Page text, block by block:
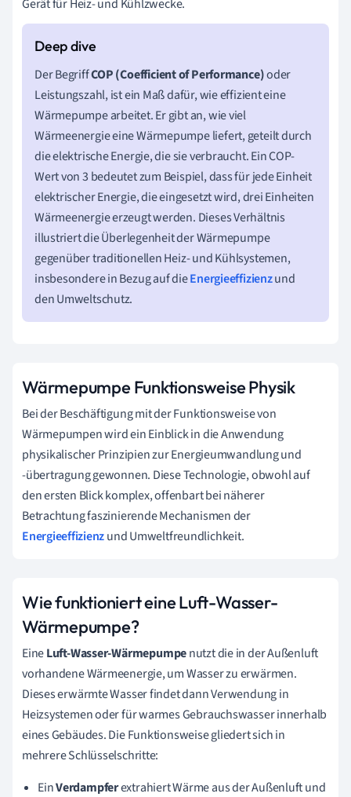
Gerät für Heiz- und Kühlzwecke.
Der BegriffCOP (Coefficient of Performance)oder
Leistungszahl, ist ein Maß dafür, wie effizient eine
Wärmepumpe arbeitet. Er gibt an, wie viel
Wärmeenergie eine Wärmepumpe liefert, geteilt durch
die elektrische Energie, die sie verbraucht. Ein COP-
Wert von 3 bedeutet zum Beispiel, dass für jede Einheit
elektrischer Energie, die eingesetzt wird, drei Einheiten
Wärmeenergie erzeugt werden. Dieses Verhältnis
illustriert die Überlegenheit der Wärmepumpe
gegenüber traditionellen Heiz- und Kühlsystemen,
insbesondere in Bezug auf dieEnergieeffizienzund
den Umweltschutz.
Wärmepumpe Funktionsweise Physik
Bei der Beschäftigung mit der Funktionsweise von
Wärmepumpen wird ein Einblick in die Anwendung
physikalischer Prinzipien zur Energieumwandlung und
-übertragung gewonnen. Diese Technologie, obwohl auf
den ersten Blick komplex, offenbart bei näherer
Betrachtung faszinierende Mechanismen der
Energieeffizienzund Umweltfreundlichkeit.
Wie funktioniert eine Luft-Wasser-
Wärmepumpe?
EineLuft-Wasser-Wärmepumpenutzt die in der Außenluft
vorhandene Wärmeenergie, um Wasser zu erwärmen.
Dieses erwärmte Wasser findet dann Verwendung in
Heizsystemen oder für warmes Gebrauchswasser innerhalb
eines Gebäudes. Die Funktionsweise gliedert sich in
mehrere Schlüsselschritte:
EinVerdampferextrahiert Wärme aus der Außenluft und